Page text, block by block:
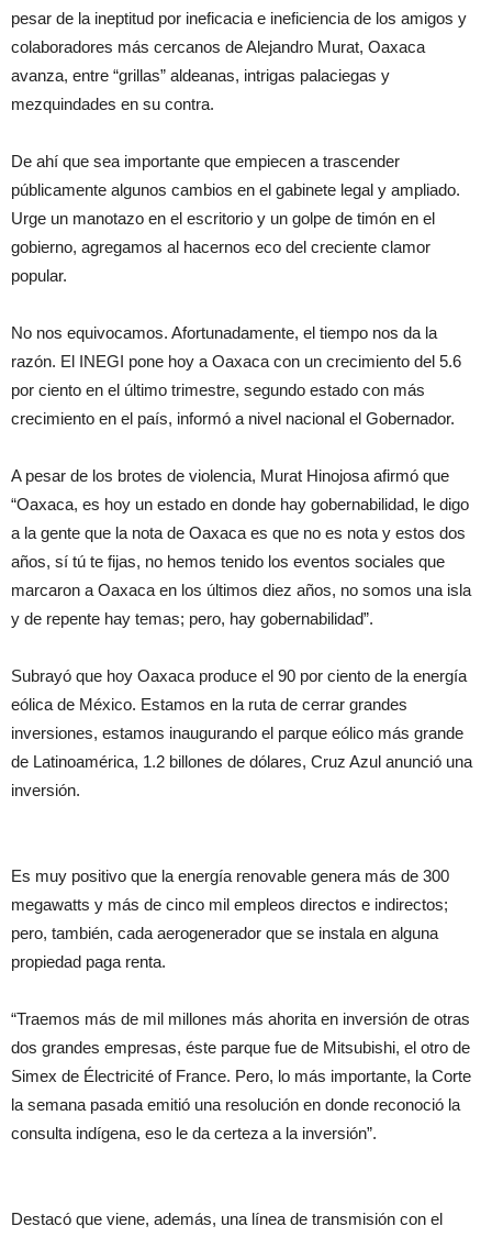
pesar de la ineptitud por ineficacia e ineficiencia de los amigos y
colaboradores más cercanos de Alejandro Murat, Oaxaca
avanza, entre “grillas” aldeanas, intrigas palaciegas y
mezquindades en su contra.
De ahí que sea importante que empiecen a trascender
públicamente algunos cambios en el gabinete legal y ampliado.
Urge un manotazo en el escritorio y un golpe de timón en el
gobierno, agregamos al hacernos eco del creciente clamor
popular.
No nos equivocamos. Afortunadamente, el tiempo nos da la
razón. El INEGI pone hoy a Oaxaca con un crecimiento del 5.6
por ciento en el último trimestre, segundo estado con más
crecimiento en el país, informó a nivel nacional el Gobernador.
A pesar de los brotes de violencia, Murat Hinojosa afirmó que
“Oaxaca, es hoy un estado en donde hay gobernabilidad, le digo
a la gente que la nota de Oaxaca es que no es nota y estos dos
años, sí tú te fijas, no hemos tenido los eventos sociales que
marcaron a Oaxaca en los últimos diez años, no somos una isla
y de repente hay temas; pero, hay gobernabilidad”.
Subrayó que hoy Oaxaca produce el 90 por ciento de la energía
eólica de México. Estamos en la ruta de cerrar grandes
inversiones, estamos inaugurando el parque eólico más grande
de Latinoamérica, 1.2 billones de dólares, Cruz Azul anunció una
inversión.
Es muy positivo que la energía renovable genera más de 300
megawatts y más de cinco mil empleos directos e indirectos;
pero, también, cada aerogenerador que se instala en alguna
propiedad paga renta.
“Traemos más de mil millones más ahorita en inversión de otras
dos grandes empresas, éste parque fue de Mitsubishi, el otro de
Simex de Électricité of France. Pero, lo más importante, la Corte
la semana pasada emitió una resolución en donde reconoció la
consulta indígena, eso le da certeza a la inversión”.
Destacó que viene, además, una línea de transmisión con el